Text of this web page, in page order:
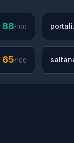
88/100
65/100